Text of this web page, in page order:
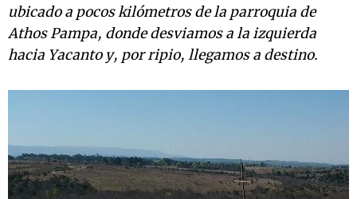
ubicado a pocos kilómetros de la parroquia de
Athos Pampa, donde desviamos a la izquierda
hacia Yacanto y, por ripio, llegamos a destino.